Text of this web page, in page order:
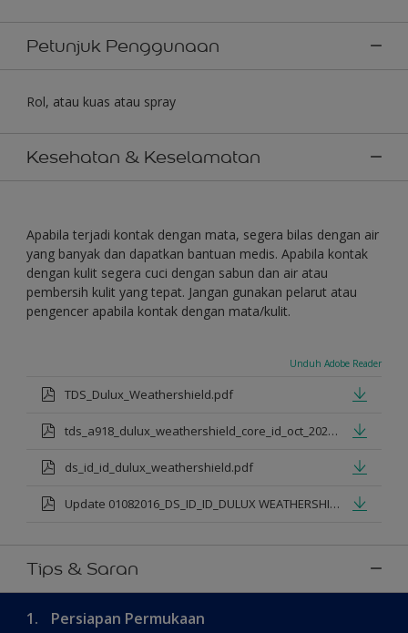
Petunjuk Penggunaan
Rol, atau kuas atau spray
Kesehatan & Keselamatan
Apabila terjadi kontak dengan mata, segera bilas dengan air
yang banyak dan dapatkan bantuan medis. Apabila kontak
dengan kulit segera cuci dengan sabun dan air atau
pembersih kulit yang tepat. Jangan gunakan pelarut atau
pengencer apabila kontak dengan mata/kulit.
Unduh Adobe Reader
TDS_Dulux_Weathershield.pdf
tds_a918_dulux_weathershield_core_id_oct_2021.pdf
ds_id_id_dulux_weathershield.pdf
Update 01082016_DS_ID_ID_DULUX WEATHERSHIELD PRO PREMIUM EXTERIOR_mod.pdf
Tips & Saran
1. Persiapan Permukaan